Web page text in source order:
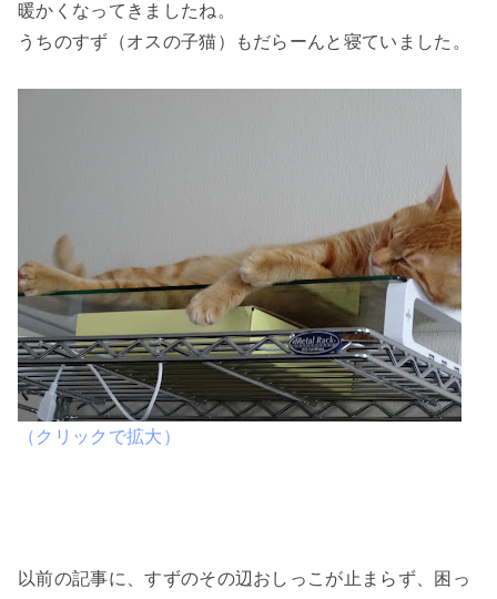
暖かくなってきましたね。
うちのすず（オスの子猫）もだらーんと寝ていました。
（クリックで拡大）
以前の記事に、すずのその辺おしっこが止まらず、困っ